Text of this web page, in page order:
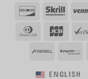
DécouvrirSkrill
Club
JCB
PayMill
ENGLISH